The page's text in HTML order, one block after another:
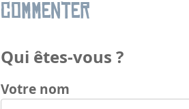
Commenter
Qui êtes-vous ?
Votre nom